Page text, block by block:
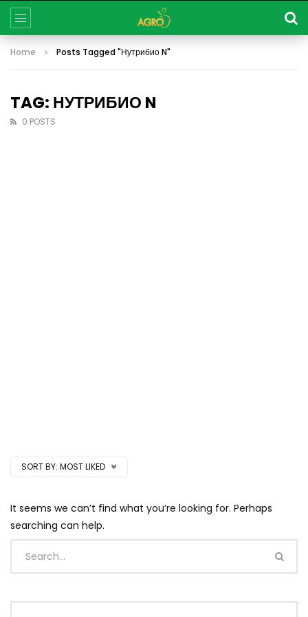
Home Posts Tagged "Нутрибио N"
TAG: НУТРИБИО N
0 POSTS
SORT BY: MOST LIKED
It seems we can’t find what you’re looking for. Perhaps
searching can help.